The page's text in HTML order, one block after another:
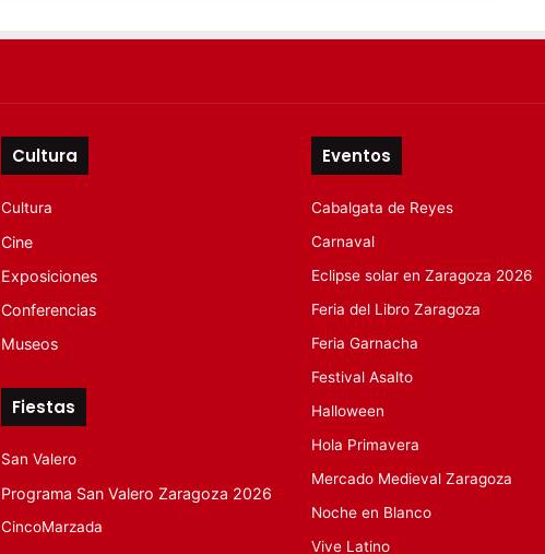
Cultura
Cultura
Cine
Exposiciones
Conferencias
Museos
Fiestas
San Valero
Programa San Valero Zaragoza 2026
CincoMarzada
Eventos
Cabalgata de Reyes
Carnaval
Eclipse solar en Zaragoza 2026
Feria del Libro Zaragoza
Feria Garnacha
Festival Asalto
Halloween
Hola Primavera
Mercado Medieval Zaragoza
Noche en Blanco
Vive Latino